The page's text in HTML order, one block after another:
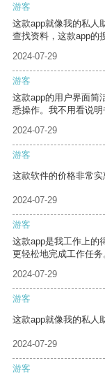
游客
这款app就像我的私人
查找资料，这款app的
2024-07-29
游客
这款app的用户界面简
悉操作。我不用看说明
2024-07-29
游客
这款软件的价格非常实
2024-07-29
游客
这款app是我工作上的
更轻松地完成工作任务
2024-07-29
游客
这款app就像我的私人
2024-07-29
游客